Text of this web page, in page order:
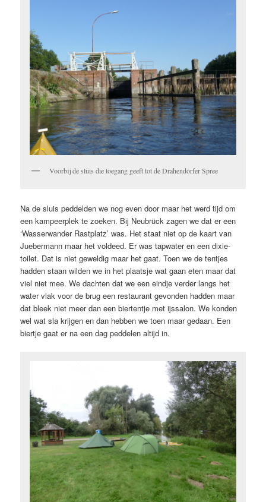
Voorbij de sluis die toegang geeft tot de Drahendorfer Spree
Na de sluis peddelden we nog even door maar het werd tijd om
een kampeerplek te zoeken. Bij Neubrück zagen we dat er een
‘Wasserwander Rastplatz’ was. Het staat niet op de kaart van
Juebermann maar het voldeed. Er was tapwater en een dixie-
toilet. Dat is niet geweldig maar het gaat. Toen we de tentjes
hadden staan wilden we in het plaatsje wat gaan eten maar dat
viel niet mee. We dachten dat we een eindje verder langs het
water vlak voor de brug een restaurant gevonden hadden maar
dat bleek niet meer dan een biertentje met ijssalon. We konden
wel wat sla krijgen en dan hebben we toen maar gedaan. Een
biertje gaat er na een dag peddelen altijd in.